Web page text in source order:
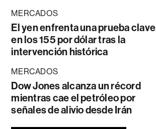
MERCADOS
El yen enfrenta una prueba clave
en los 155 por dólar tras la
intervención histórica
MERCADOS
Dow Jones alcanza un récord
mientras cae el petróleo por
señales de alivio desde Irán